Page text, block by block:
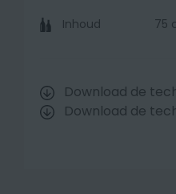
Inhoud
75
Download de
Download de